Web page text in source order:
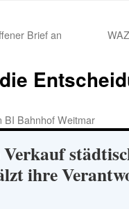
Brief an
BI Bahnhof Weitmar
ihre